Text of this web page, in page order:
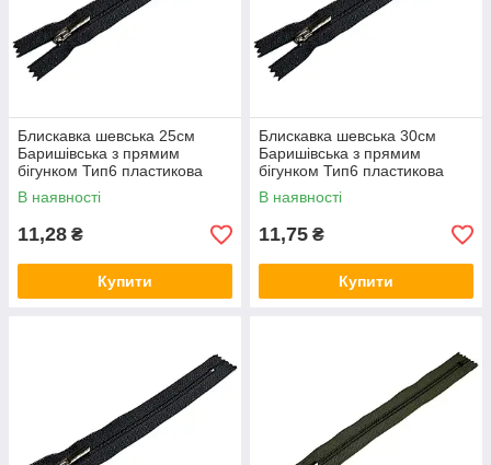
Блискавка шевська 25см
Баришівська з прямим
бігунком Тип6 пластикова
взуттєва
В наявності
11,28 ₴
Купити
Блискавка шевська 30см
Баришівська з прямим
бігунком Тип6 пластикова
взуттєва
В наявності
11,75 ₴
Купити